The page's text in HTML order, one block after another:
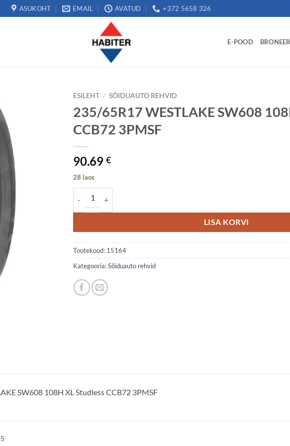
ASUKOHT EMAIL AVATUD +372 5658 326
E-POOD
ESILEHT / SÕIDUAUTO REHVID
235/65R17 WESTLAKE SW608
CCB72 3PMSF
90.69 €
28 laos
LISA KORVI
Tootekood: 15164
Kategooria:Sõiduauto rehvid
SW608 108H XL Studless CCB72 3PMSF